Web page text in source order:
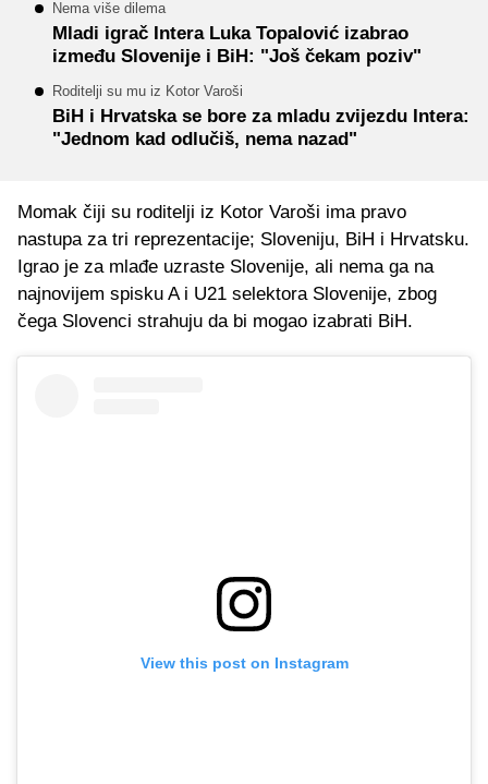
Nema više dilema
Mladi igrač Intera Luka Topalović izabrao
između Slovenije i BiH: "Još čekam poziv"
Roditelji su mu iz Kotor Varoši
BiH i Hrvatska se bore za mladu zvijezdu Intera:
"Jednom kad odlučiš, nema nazad"
Momak čiji su roditelji iz Kotor Varoši ima pravo
nastupa za tri reprezentacije; Sloveniju, BiH i Hrvatsku.
Igrao je za mlađe uzraste Slovenije, ali nema ga na
najnovijem spisku A i U21 selektora Slovenije, zbog
čega Slovenci strahuju da bi mogao izabrati BiH.
View this post on Instagram